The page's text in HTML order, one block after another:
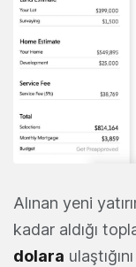
Alınan yeni
kadar aldığı
dolara